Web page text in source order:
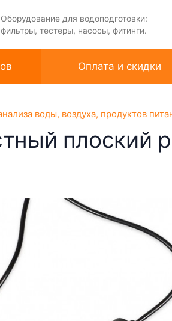
Оборудование для водоподготовки:
фильтры, тестеры, насосы, фитинги.
Оплата и скидки
воды, воздуха, продуктов
плоский